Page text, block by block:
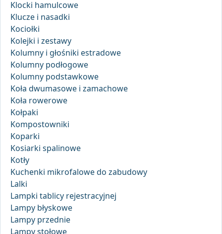
Klocki hamulcowe
Klucze i nasadki
Kociołki
Kolejki i zestawy
Kolumny i głośniki estradowe
Kolumny podłogowe
Kolumny podstawkowe
Koła dwumasowe i zamachowe
Koła rowerowe
Kołpaki
Kompostowniki
Koparki
Kosiarki spalinowe
Kotły
Kuchenki mikrofalowe do zabudowy
Lalki
Lampki tablicy rejestracyjnej
Lampy błyskowe
Lampy przednie
Lampy stołowe